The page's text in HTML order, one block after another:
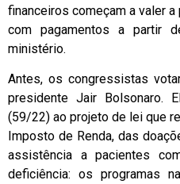
financeiros começam a valer
com pagamentos a partir
ministério.
Antes, os congressistas
presidente Jair Bolsonaro.
(59/22) ao projeto de lei que
Imposto de Renda, das
assistência a pacientes
deficiência: os programas